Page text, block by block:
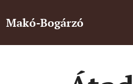
Makó-Bogárzó